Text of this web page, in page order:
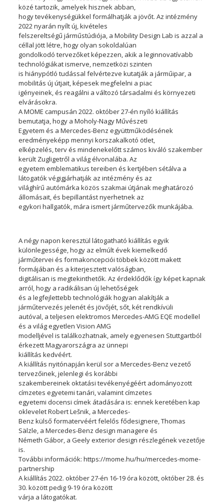
közé tartozik, amelyek hisznek abban,
hogy tevékenységükkel formálhatják a jövőt. Az intézmény
2022 nyarán nyílt új, kivételes
felszereltségű járműstúdiója, a Mobility Design Lab is azzal a
céllal jött létre, hogy olyan sokoldalúan
gondolkodó tervezőket képezzen, akik a leginnovatívabb
technológiákat ismerve, nemzetközi szinten
is hiánypótló tudással felvértezve kutatják a járműipar, a
mobilitás új útjait, képesek megfelelni a piac
igényeinek, és reagálni a változó társadalmi és környezeti
elvárásokra.
A MOME campusán 2022. október 27-én nyíló kiállítás
bemutatja, hogy a Moholy-Nagy Művészeti
Egyetem és a Mercedes-Benz együttműködésének
eredményeképp mennyi korszakalkotó ötlet,
elképzelés, terv és mindenekelőtt számos kiváló szakember
került Zugligetről a világ élvonalába. Az
egyetem emblematikus tereiben és kertjében sétálva a
látogatók végigjárhatják az intézmény és az
világhírű autómárka közös szakmai útjának meghatározó
állomásait, és bepillantást nyerhetnek az
egykori hallgatók, mára ismert járműtervezők munkájába.
A négy napon keresztül látogatható kiállítás egyik
különlegessége, hogy az elmúlt évek kiemelkedő
járműtervei és formakoncepciói többek között makett
formájában és a kiterjesztett valóságban,
digitálisan is megtekinthetők. Az érdeklődők így képet kapnak
arról, hogy a radikálisan új lehetőségek
és a legfejlettebb technológiák hogyan alakítják a
járműtervezés jelenét és jövőjét, sőt, két rendkívüli
autóval, a teljesen elektromos Mercedes-AMG EQE modellel
és a világ egyetlen Vision AMG
modelljével is találkozhatnak, amely egyenesen Stuttgartból
érkezett Magyarországra az ünnepi
kiállítás kedvéért.
A kiállítás nyitónapján kerül sor a Mercedes-Benz vezető
tervezőinek, jelenlegi és korábbi
szakembereinek oktatási tevékenyégéért adományozott
címzetes egyetemi tanári, valamint címzetes
egyetemi docensi címek átadására is: ennek keretében kap
oklevelet Robert Lešnik, a Mercedes-
Benz külső formatervéért felelős fődesignere, Thomas
Sälzle, a Mercedes-Benz design managere és
Németh Gábor, a Geely exterior design részlegének vezetője
is.
További információk: https://mome.hu/hu/mercedes-mome-
partnership
A kiállítás 2022. október 27-én 16-19 óra között, október 28. és
30. között pedig 9-19 óra között
várja a látogatókat.